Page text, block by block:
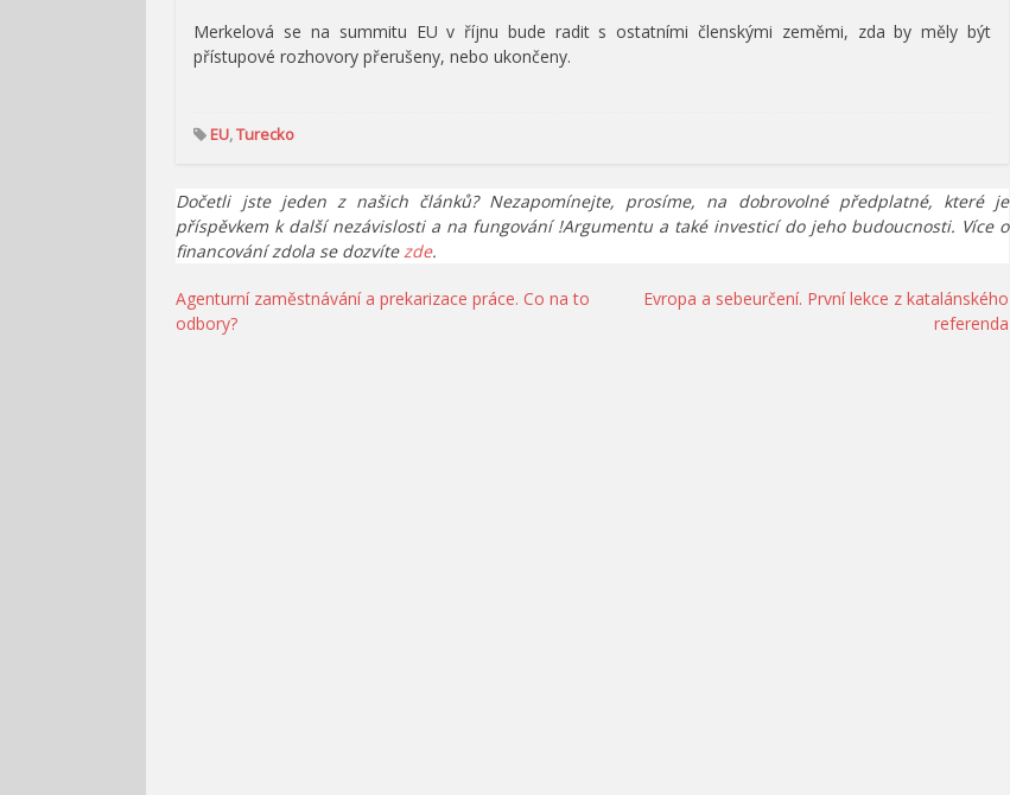
Merkelová se na summitu EU v říjnu bude radit s ostatními členskými zeměmi, zda by měly být
přístupové rozhovory přerušeny, nebo ukončeny.
EU,Turecko
Dočetli jste jeden z našich článků? Nezapomínejte, prosíme, na dobrovolné předplatné, které je
příspěvkem k další nezávislosti a na fungování !Argumentu a také investicí do jeho budoucnosti. Více o
financování zdola se dozvítezde.
Navigace
pro
Agenturní zaměstnávání a prekarizace práce. Co na to
odbory?
Evropa a sebeurčení. První lekce z katalánského
referenda